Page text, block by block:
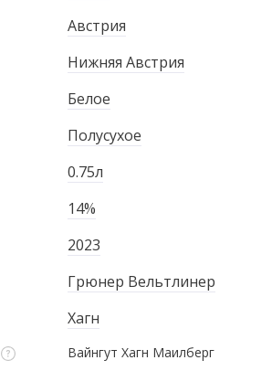
Австрия
Нижняя Австрия
Белое
Полусухое
0.75л
14%
2023
Грюнер Вельтлинер
Хагн
Вайнгут Хагн Маилберг